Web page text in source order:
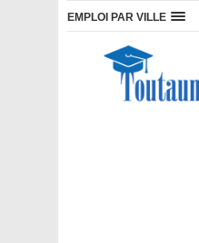
EMPLOI PAR VILLE